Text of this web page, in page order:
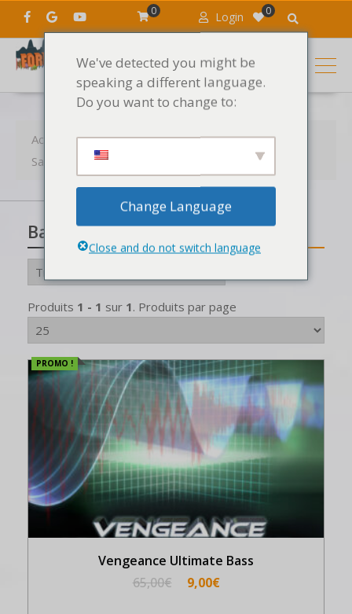
Login 0
0
Accueil Produits Les sons
Samples
Samples par style
Bass
Produits 1 - 1 sur 1. Produits par page
PROMO !
Vengeance Ultimate Bass
65,00€ 9,00€
We've detected you might be
speaking a different language.
Do you want to change to:
Change Language
Close and do not switch language